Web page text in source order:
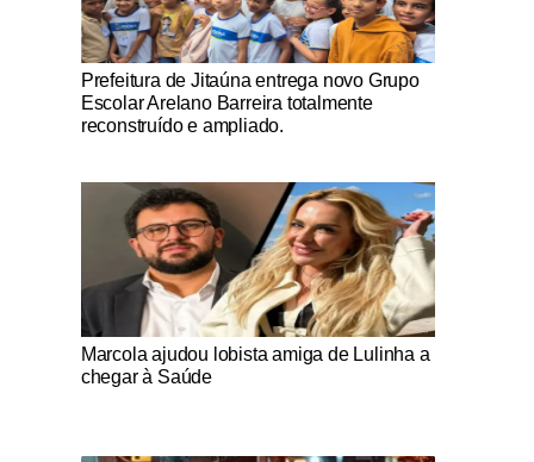
Notícias Católicas
Prefeitura de Jitaúna entrega novo Grupo
Escolar Arelano Barreira totalmente
reconstruído e ampliado.
Notícias Católicas
Marcola ajudou lobista amiga de Lulinha a
chegar à Saúde